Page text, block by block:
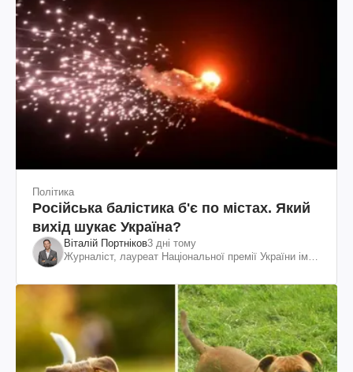
Політика
Російська балістика б'є по містах. Який
вихід шукає Україна?
Віталій Портніков3 дні тому
Журналіст, лауреат Національної премії України ім.